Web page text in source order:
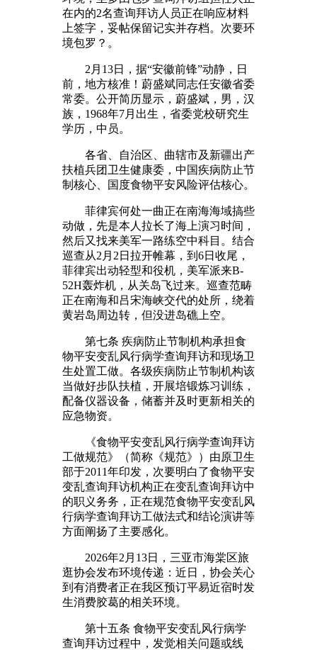
在内的2名查询拜访人员正在响应材料
上签字，妥帖保留记实并存档。次要环
境包罗？。
2月13日，据“安徽前锋”动静，日
前，地方核准！蔚盛斌同志任安徽省委
常委。公开简历显示，蔚盛斌，男，汉
族，1968年7月出生，省委党校研究生
学历，中员。
各省、自治区、曲辖市及新疆出产
扶植兵团卫生健康委，中国疾病防止节
制核心、国度食物平安风险评估核心。
菲律宾何处一曲正在南海海域搞些
动做，先是本人拉长了海上演习时间，
然后又找来美军一路练空中科目。结合
巡查从2月2日拉开帷幕，到6日收尾，
菲律宾出动轻型和役机，美军派来B-
52H轰炸机，从关岛飞过来。巡查范畴
正在南海和吕宋海峡交代的处所，绕着
黄岩岛周边转，但没进岛礁上空。
第七条 疾病防止节制机构承担食
物平安变乱风行病学查询拜访和现场卫
生处置工做。各级疾病防止节制机构该
当做好步队扶植，开展培锻炼习训练，
配备仪器设备，储蓄并及时更新相关的
应急物资。
《食物平安变乱风行病学查询拜访
工做规范》（简称《规范》）由原卫生
部于2011年印发，次要明白了食物平安
变乱查询拜访机构正在变乱查询拜访中
的职义务务，正在规范食物平安变乱风
行病学查询拜访工做法式和结论演讲等
方面阐扬了主要感化。
2026年2月13日，三亚市海棠区旅
逛协会发布环境传递：近日，协会关心
到有消费者正在我区预订平易近宿时发
生消费胶葛的相关环境。
第十五条 食物平安变乱风行病学
查询拜访过程中，发觉相关问题或线